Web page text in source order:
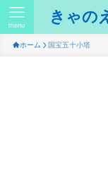
きゃの
menu
ホーム 国宝五十小塔